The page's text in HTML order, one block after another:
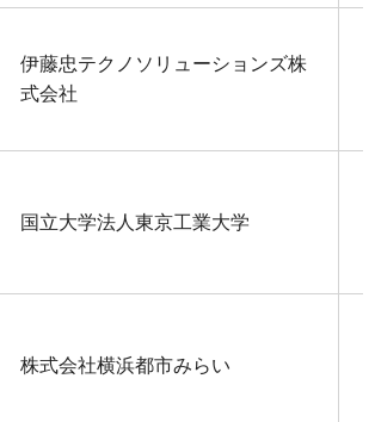
伊藤忠テクノソリューションズ株
式会社
国立大学法人東京工業大学
株式会社横浜都市みらい